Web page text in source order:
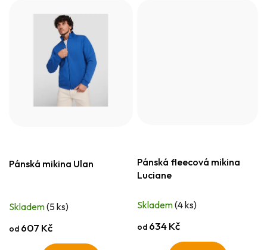
Pánská mikina Ulan
Skladem(5 ks)
od 607 Kč
Pánská fleecová mikina
Luciane
Skladem(4 ks)
od 634 Kč